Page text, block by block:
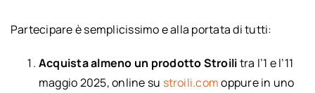
Partecipare è semplicissimo e alla portata di tutti:
Acquista almeno un prodotto Stroilitra l’1 e l’11
maggio 2025, online su stroili.comoppure in uno